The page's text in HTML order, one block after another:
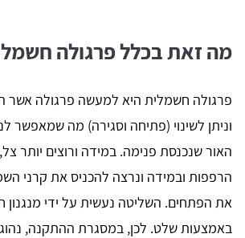
מה זאת בכלל פרגולה
פרגולה חשמלית היא למעשה פרגולה אשר
וניתן לשינוי (פתיחה וסגירה) מה שמאפשר
האור שנכנסת פנימה. במידה ורוצים יותר
הרפפות ובמידה ונרצה להכניס את קרני
את הפתחים. השליטה נעשית על ידי
באמצעות שלט. לכן, במסגרת ההתקנה,